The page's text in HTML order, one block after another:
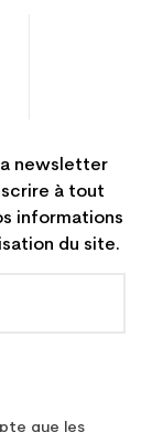
newsletter
à tout
informations
du site.
que les